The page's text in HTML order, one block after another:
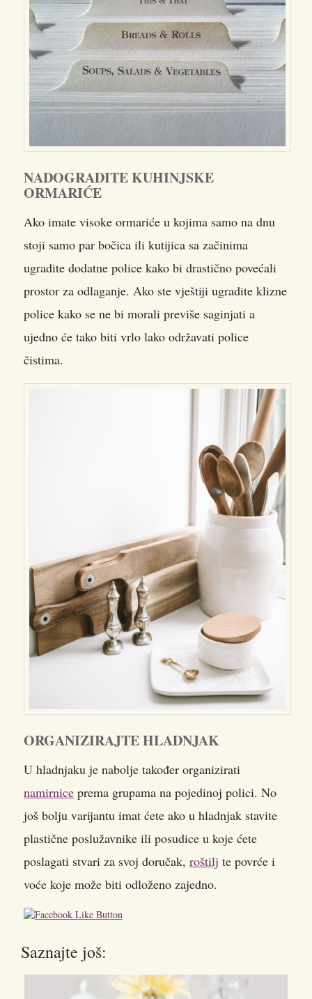
NADOGRADITE KUHINJSKE
ORMARIĆE
Ako imate visoke ormariće u kojima samo na dnu
stoji samo par bočica ili kutijica sa začinima
ugradite dodatne police kako bi drastično povećali
prostor za odlaganje. Ako ste vještiji ugradite klizne
police kako se ne bi morali previše saginjati a
ujedno će tako biti vrlo lako održavati police
čistima.
ORGANIZIRAJTE HLADNJAK
U hladnjaku je nabolje također organizirati
namirnice prema grupama na pojedinoj polici. No
još bolju varijantu imat ćete ako u hladnjak stavite
plastične poslužavnike ili posudice u koje ćete
poslagati stvari za svoj doručak, roštilj te povrće i
voće koje može biti odloženo zajedno.
Saznajte još: